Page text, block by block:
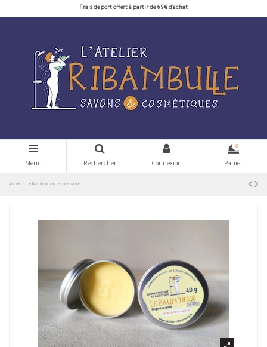
Frais de port offert à partir de 69€ d'achat
Menu Rechercher Connexion
0
Panier
Accueil Le Baum'heur gingembre vanillé